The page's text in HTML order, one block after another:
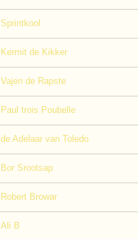
Sprintkool
Kermit de Kikker
Vajen de Rapste
Paul trois Poubelle
de Adelaar van Toledo
Bor Srootsap
Robert Browar
Ali B